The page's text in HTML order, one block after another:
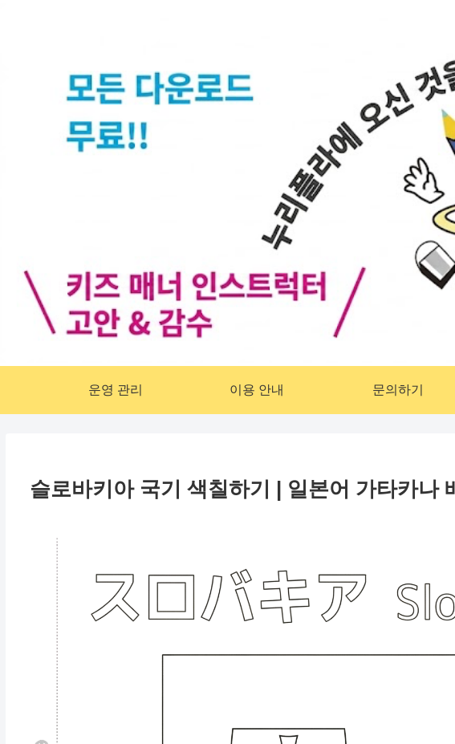
운영 관리 이용 안내 문의하기
슬로바키아 국기 색칠하기 | 일본어 가타카나